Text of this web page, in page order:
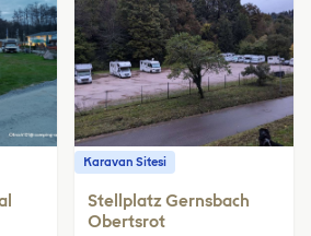
Karavan Sitesi
Stellplatz Gernsbach
Obertsrot